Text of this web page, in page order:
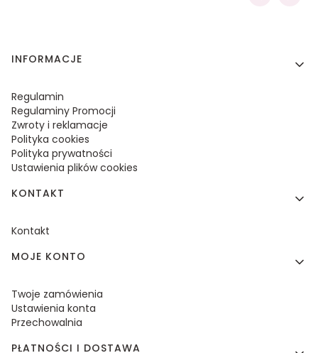
Linki w stopce
INFORMACJE
Regulamin
Regulaminy Promocji
Zwroty i reklamacje
Polityka cookies
Polityka prywatności
Ustawienia plików cookies
KONTAKT
Kontakt
MOJE KONTO
Twoje zamówienia
Ustawienia konta
Przechowalnia
PŁATNOŚCI I DOSTAWA